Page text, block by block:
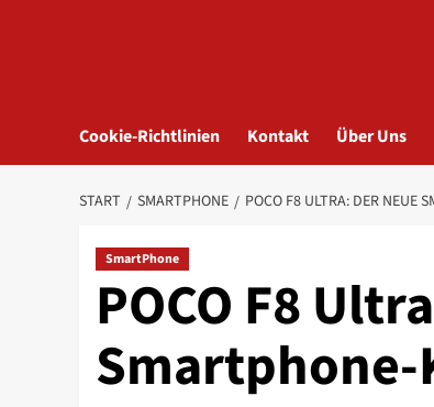
Cookie-Richtlinien Kontakt Über Uns
START SMARTPHONE POCO F8 ULTRA: DER NEUE
SmartPhone
POCO F8
Smartphone-